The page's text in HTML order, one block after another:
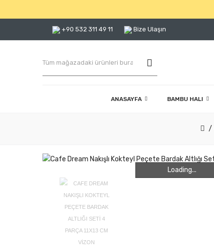
+90 532 311 49 11 Bize Ulaşın
ANASAYFA BAMBU HALI
Loading...
Loading...